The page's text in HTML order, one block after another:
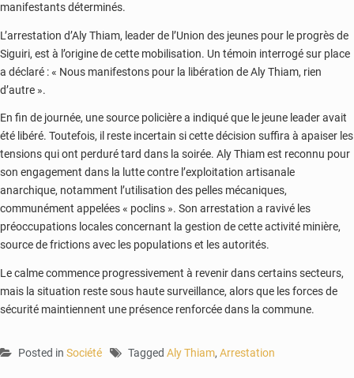
manifestants déterminés.
L’arrestation d’Aly Thiam, leader de l’Union des jeunes pour le progrès de
Siguiri, est à l’origine de cette mobilisation. Un témoin interrogé sur place
a déclaré : « Nous manifestons pour la libération de Aly Thiam, rien
d’autre ».
En fin de journée, une source policière a indiqué que le jeune leader avait
été libéré. Toutefois, il reste incertain si cette décision suffira à apaiser les
tensions qui ont perduré tard dans la soirée. Aly Thiam est reconnu pour
son engagement dans la lutte contre l’exploitation artisanale
anarchique, notamment l’utilisation des pelles mécaniques,
communément appelées « poclins ». Son arrestation a ravivé les
préoccupations locales concernant la gestion de cette activité minière,
source de frictions avec les populations et les autorités.
Le calme commence progressivement à revenir dans certains secteurs,
mais la situation reste sous haute surveillance, alors que les forces de
sécurité maintiennent une présence renforcée dans la commune.
Posted in Société Tagged Aly Thiam, Arrestation